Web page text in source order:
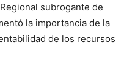
subrogante de
la importancia de la
de los recursos